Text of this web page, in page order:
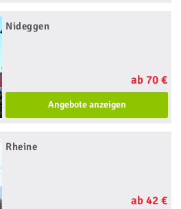
Nideggen
ab 70 €
Angebote anzeigen
Rheine
ab 42 €